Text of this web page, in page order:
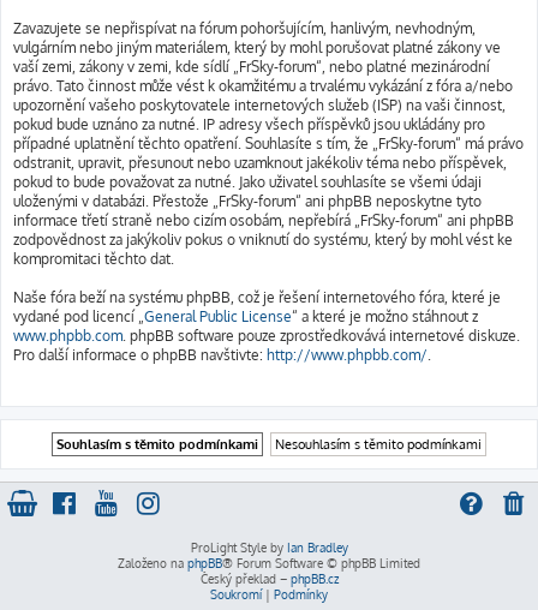
Zavazujete se nepřispívat na fórum pohoršujícím, hanlivým, nevhodným,
vulgárním nebo jiným materiálem, který by mohl porušovat platné zákony ve
vaší zemi, zákony v zemi, kde sídlí „FrSky-forum“, nebo platné mezinárodní
právo. Tato činnost může vést k okamžitému a trvalému vykázání z fóra a/nebo
upozornění vašeho poskytovatele internetových služeb (ISP) na vaši činnost,
pokud bude uznáno za nutné. IP adresy všech příspěvků jsou ukládány pro
případné uplatnění těchto opatření. Souhlasíte s tím, že „FrSky-forum“ má právo
odstranit, upravit, přesunout nebo uzamknout jakékoliv téma nebo příspěvek,
pokud to bude považovat za nutné. Jako uživatel souhlasíte se všemi údaji
uloženými v databázi. Přestože „FrSky-forum“ ani phpBB neposkytne tyto
informace třetí straně nebo cizím osobám, nepřebírá „FrSky-forum“ ani phpBB
zodpovědnost za jakýkoliv pokus o vniknutí do systému, který by mohl vést ke
kompromitaci těchto dat.
Naše fóra beží na systému phpBB, což je řešení internetového fóra, které je
vydané pod licencí „General Public License“ a které je možno stáhnout z
www.phpbb.com. phpBB software pouze zprostředkovává internetové diskuze.
Pro další informace o phpBB navštivte: http://www.phpbb.com/.
ProLight Style by Ian Bradley
Založeno na phpBB® Forum Software © phpBB Limited
Český překlad – phpBB.cz
Soukromí| Podmínky